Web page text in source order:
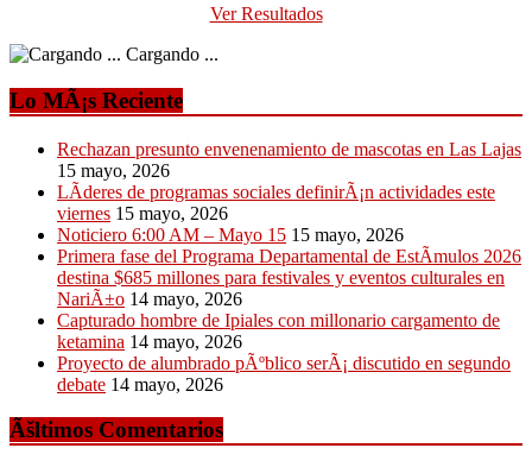
Ver Resultados
Cargando ...
Lo MÃ¡s Reciente
Rechazan presunto envenenamiento de mascotas en Las Lajas
15 mayo, 2026
LÃ­deres de programas sociales definirÃ¡n actividades este
viernes 15 mayo, 2026
Noticiero 6:00 AM – Mayo 15 15 mayo, 2026
Primera fase del Programa Departamental de EstÃ­mulos 2026
destina $685 millones para festivales y eventos culturales en
NariÃ±o 14 mayo, 2026
Capturado hombre de Ipiales con millonario cargamento de
ketamina 14 mayo, 2026
Proyecto de alumbrado pÃºblico serÃ¡ discutido en segundo
debate 14 mayo, 2026
Ãšltimos Comentarios